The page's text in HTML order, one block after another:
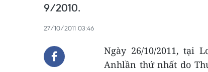
9/2010.
27/10/2011 03:46
Ngày 26/10/2011, tại
Anhlần thứ nhất do